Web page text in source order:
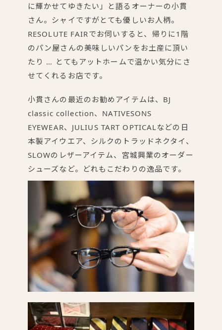
に輝かせてゆきたい」と語るオーナーの小貫
さん。シャイですがとても優しいお人柄。
RESOLUTE FAIRでお伺いすると、帰りに1階
のパン屋さんの美味しいパンをお土産に頂い
たり … とてもアットホームで温かい気分にさ
せてくれるお店です。
小貫さんの最近のお勧めアイテムは、BJ
classic collection、NATIVESONS
EYEWEAR、JULIUS TART OPTICALなどの日
本製アイウエア、シルクのトラッドネクタイ、
SLOWのレザーアイテム、宮城興業のオーダー
シューズなど。どれもこだわりの逸品です。